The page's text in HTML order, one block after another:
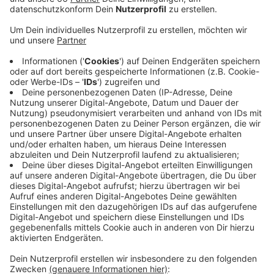
Veröffentlicht:Dienstag, 10.03.2020 05:14
Anzeige
Eltern können ihre Kinder heute und morgen, sowie am
Donnerstag an der jeweiligen Wunschschule anmelden.
Ärger gab es in Gerresheim. Hier konnten einige Kinder
nicht mit einem Gymnasialplatz im Stadtteil versorgt
werden. Die betroffenen Eltern halten das für ein
Ergebnis verfehlter Schulpolitik. Von der Stadt heißt
es, dass über die Aufnahme von Schülern die jeweilige
Schule entscheidet. Insgesamt seien die
Gymnasialkapazitäten aber ausreichend.